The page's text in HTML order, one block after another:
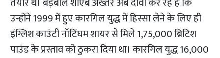
उन्होंने 1999 में हुए कारगिल युद्ध में हिस्सा लेने के लिए ही
इंग्लिश काउंटी नॉटिंघम शायर से मिले 1,75,000 ब्रिटिश
पाउंड के प्रस्ताव को ठुकरा दिया था। कारगिल युद्ध 16,000